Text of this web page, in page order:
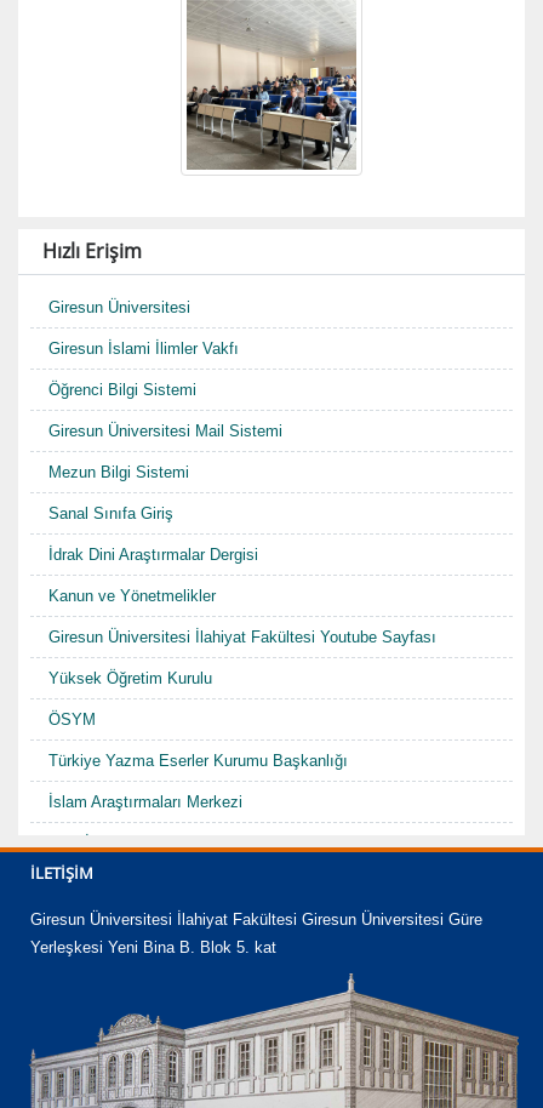
Hızlı Erişim
Giresun Üniversitesi
Giresun İslami İlimler Vakfı
Öğrenci Bilgi Sistemi
Giresun Üniversitesi Mail Sistemi
Mezun Bilgi Sistemi
Sanal Sınıfa Giriş
İdrak Dini Araştırmalar Dergisi
Kanun ve Yönetmelikler
Giresun Üniversitesi İlahiyat Fakültesi Youtube Sayfası
Yüksek Öğretim Kurulu
ÖSYM
Türkiye Yazma Eserler Kurumu Başkanlığı
İslam Araştırmaları Merkezi
TDV İslam Ansiklopedisi
Karadenizde Fütüvvet ve Ahilik Sempozyumu/Şurası-I "Hacı
Abdullah Halife"
İLETIŞIM
Giresun Üniversitesi İlahiyat Fakültesi Giresun Üniversitesi Güre
Yerleşkesi Yeni Bina B. Blok 5. kat